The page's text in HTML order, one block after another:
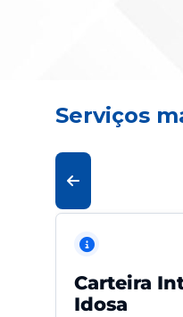
Serviços
Carteira
Idosa